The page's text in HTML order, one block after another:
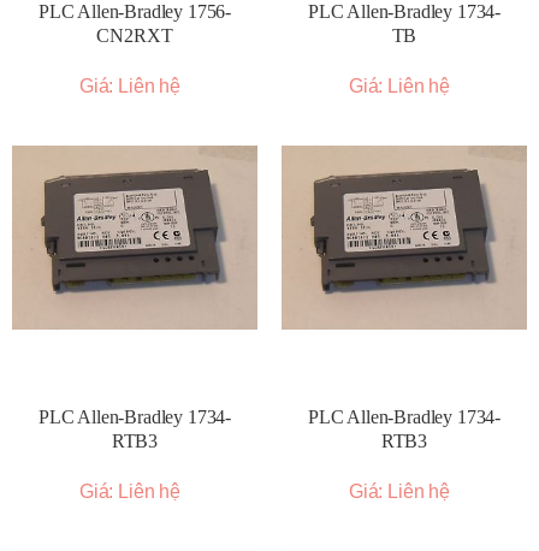
PLC Allen-Bradley 1756-
CN2RXT
Giá: Liên hệ
PLC Allen-Bradley 1734-
TB
Giá: Liên hệ
PLC Allen-Bradley 1734-
RTB3
Giá: Liên hệ
PLC Allen-Bradley 1734-
RTB3
Giá: Liên hệ